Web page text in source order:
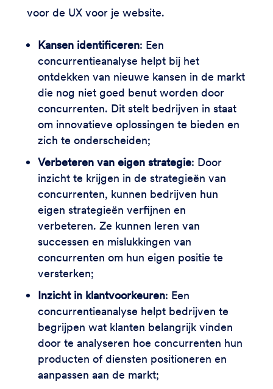
voor de UX voor je website.
Kansen identificeren: Een
concurrentieanalyse helpt bij het
ontdekken van nieuwe kansen in de markt
die nog niet goed benut worden door
concurrenten. Dit stelt bedrijven in staat
om innovatieve oplossingen te bieden en
zich te onderscheiden;
Verbeteren van eigen strategie: Door
inzicht te krijgen in de strategieën van
concurrenten, kunnen bedrijven hun
eigen strategieën verfijnen en
verbeteren. Ze kunnen leren van
successen en mislukkingen van
concurrenten om hun eigen positie te
versterken;
Inzicht in klantvoorkeuren: Een
concurrentieanalyse helpt bedrijven te
begrijpen wat klanten belangrijk vinden
door te analyseren hoe concurrenten hun
producten of diensten positioneren en
aanpassen aan de markt;